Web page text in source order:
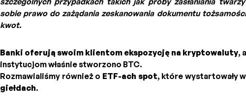
sobie prawo do zażądania zeskanowania dokumentu
kwot.
Banki oferują swoim klientom ekspozycję na kryptowaluty,
instytucjom właśnie stworzono BTC.
Rozmawialiśmy również o ETF-ach spot, które wystartowały
giełdach.